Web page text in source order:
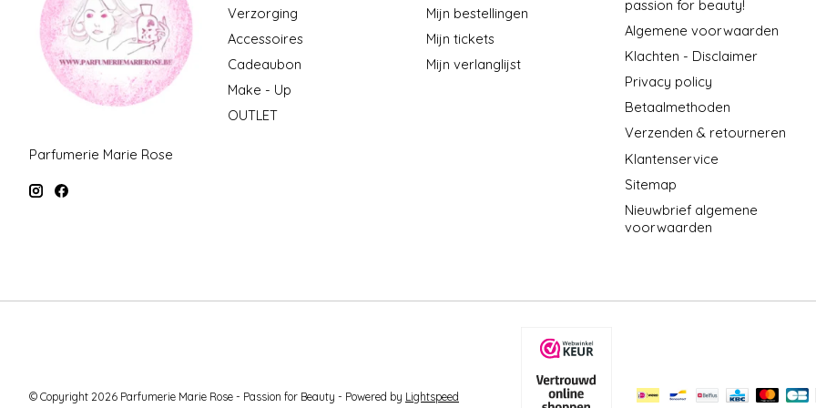
Parfumerie Marie Rose
Verzorging
Accessoires
Cadeaubon
Make - Up
OUTLET
Mijn bestellingen
Mijn tickets
Mijn verlanglijst
passion for beauty!
Algemene voorwaarden
Klachten - Disclaimer
Privacy policy
Betaalmethoden
Verzenden & retourneren
Klantenservice
Sitemap
Nieuwbrief algemene
voorwaarden
© Copyright 2026 Parfumerie Marie Rose - Passion for Beauty - Powered by Lightspeed